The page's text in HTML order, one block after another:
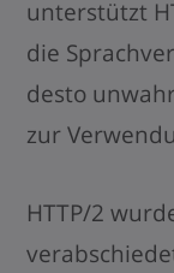
unterstützt
die
desto
zur
HTTP/2